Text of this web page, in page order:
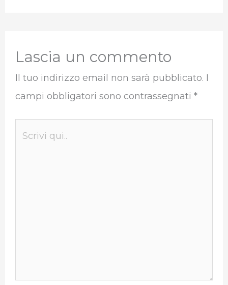
Lascia un commento
Il tuo indirizzo email non sarà pubblicato. I
campi obbligatori sono contrassegnati *